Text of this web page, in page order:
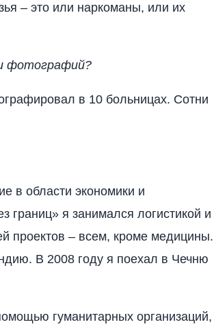
– это или наркоманы, или их
фотографий?
в 10 больницах. Сотни
в области экономики и
я занимался логистикой и
проектов – всем, кроме медицины.
В 2008 году я поехал в Чечню
гуманитарных организаций,